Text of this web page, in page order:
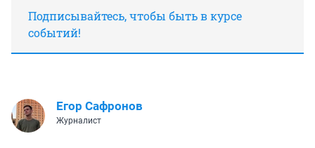
Подписывайтесь, чтобы быть в курсе
событий!
Егор Сафронов
Журналист